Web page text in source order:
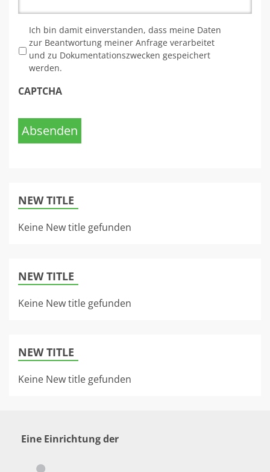
Ich bin damit einverstanden, dass meine Daten
zur Beantwortung meiner Anfrage verarbeitet
und zu Dokumentationszwecken gespeichert
werden.
CAPTCHA
Absenden
NEW TITLE
Keine New title gefunden
NEW TITLE
Keine New title gefunden
NEW TITLE
Keine New title gefunden
Eine Einrichtung der